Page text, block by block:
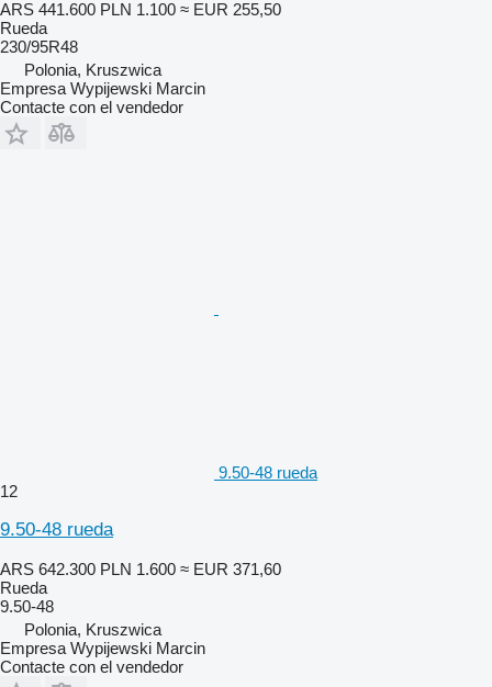
ARS 441.600 PLN 1.100 ≈ EUR 255,50
Rueda
230/95R48
Polonia, Kruszwica
Empresa Wypijewski Marcin
Contacte con el vendedor
9.50-48 rueda
12
9.50-48 rueda
ARS 642.300 PLN 1.600 ≈ EUR 371,60
Rueda
9.50-48
Polonia, Kruszwica
Empresa Wypijewski Marcin
Contacte con el vendedor